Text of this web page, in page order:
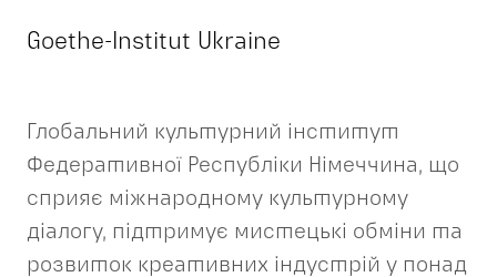
Goethe-Institut Ukraine
Глобальний культурний інститут
Федеративної Республіки Німеччина, що
сприяє міжнародному культурному
діалогу, підтримує мистецькі обміни та
розвиток креативних індустрій у понад